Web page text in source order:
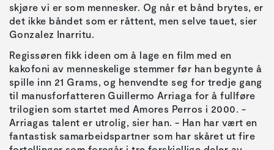
skjøre vi er som mennesker. Og når et bånd brytes, er
det ikke båndet som er råttent, men selve tauet, sier
Gonzalez Inarritu.
Regissøren fikk ideen om å lage en film med en
kakofoni av menneskelige stemmer før han begynte å
spille inn 21 Grams, og henvendte seg for tredje gang
til manusforfatteren Guillermo Arriaga for å fullføre
trilogien som startet med Amores Perros i 2000. -
Arriagas talent er utrolig, sier han. - Han har vært en
fantastisk samarbeidspartner som har skåret ut fire